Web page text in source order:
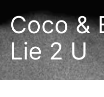
Coco &
Lie 2 U